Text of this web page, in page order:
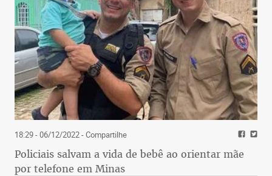
18:29 - 06/12/2022- Compartilhe
Policiais salvam a vida de bebê ao orientar mãe
por telefone em Minas